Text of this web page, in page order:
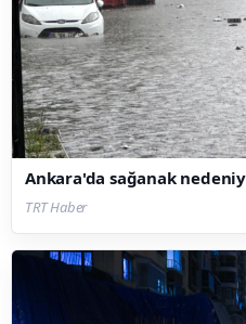
Ankara'da sağanak
TRT Haber